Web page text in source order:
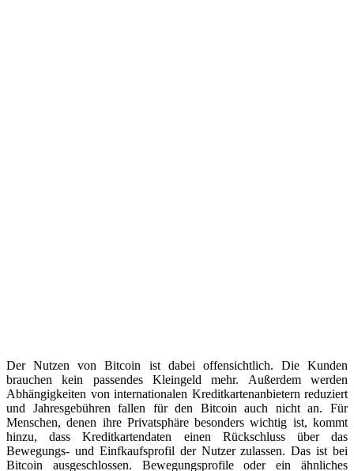
Der Nutzen von Bitcoin ist dabei offensichtlich. Die Kunden
brauchen kein passendes Kleingeld mehr. Außerdem werden
Abhängigkeiten von internationalen Kreditkartenanbietern reduziert
und Jahresgebühren fallen für den Bitcoin auch nicht an. Für
Menschen, denen ihre Privatsphäre besonders wichtig ist, kommt
hinzu, dass Kreditkartendaten einen Rückschluss über das
Bewegungs- und Einfkaufsprofil der Nutzer zulassen. Das ist bei
Bitcoin ausgeschlossen. Bewegungsprofile oder ein ähnliches